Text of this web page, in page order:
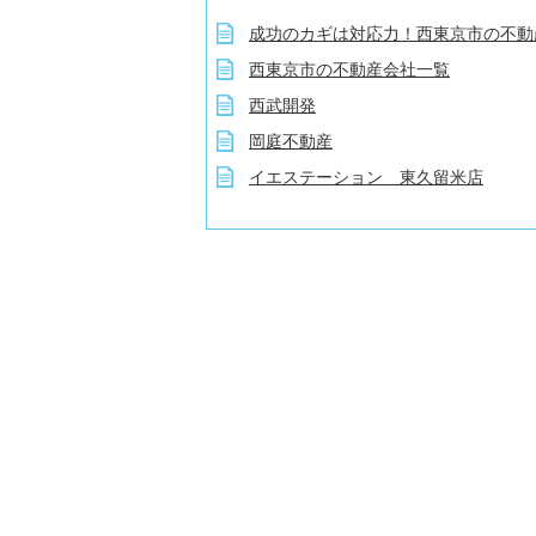
成功のカギは対応力！西東京市の不
西東京市の不動産会社一覧
西武開発
岡庭不動産
イエステーション 東久留米店